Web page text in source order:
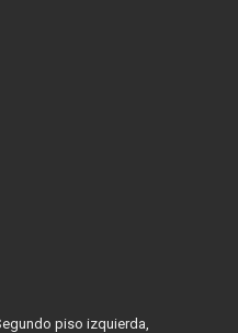
piso izquierda,